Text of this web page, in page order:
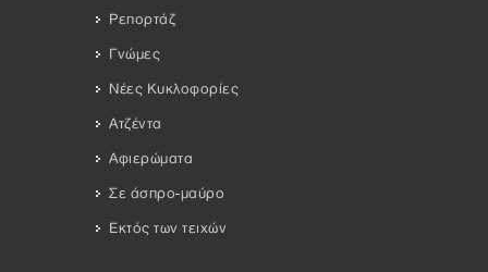
Ρεπορτάζ
Γνώμες
Νέες Κυκλοφορίες
Ατζέντα
Αφιερώματα
Σε άσπρο-μαύρο
Εκτός των τειχών